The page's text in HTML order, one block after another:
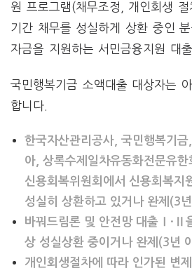
원 프로그램(채무조정, 개인회생
기간 채무를 성실하게 상환 중인
자금을 지원하는 서민금융지원 대
국민행복기금 소액대출 대상자는
합니다.
한국자산관리공사, 국민행복기
아, 상록수제일차유동화전문유
신용회복위원회에서 신용회복지
성실히 상환하고 있거나 완제(3
바꿔드림론 및 안전망 대출Ⅰ·Ⅱ
상 성실상환 중이거나 완제(3년
개인회생절차에 따라 인가된 변